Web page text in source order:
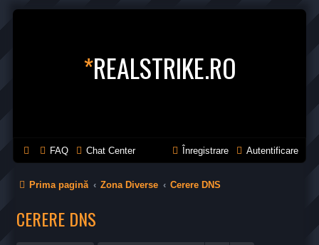
*REALSTRIKE.RO
FAQ Chat Center Autentificare
Înregistrare
Prima pagină Zona Diverse Cerere DNS
CERERE DNS